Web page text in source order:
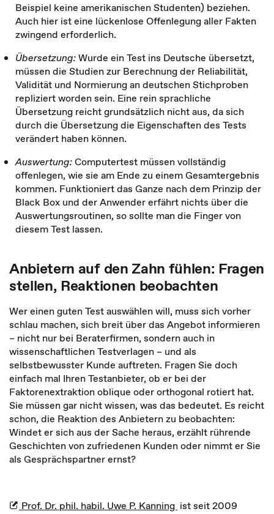
Beispiel keine amerikanischen Studenten) beziehen.
Auch hier ist eine lückenlose Offenlegung aller Fakten
zwingend erforderlich.
Übersetzung:Wurde ein Test ins Deutsche übersetzt,
müssen die Studien zur Berechnung der Reliabilität,
Validität und Normierung an deutschen Stichproben
repliziert worden sein. Eine rein sprachliche
Übersetzung reicht grundsätzlich nicht aus, da sich
durch die Übersetzung die Eigenschaften des Tests
verändert haben können.
Auswertung:Computertest müssen vollständig
offenlegen, wie sie am Ende zu einem Gesamtergebnis
kommen. Funktioniert das Ganze nach dem Prinzip der
Black Box und der Anwender erfährt nichts über die
Auswertungsroutinen, so sollte man die Finger von
diesem Test lassen.
Anbietern auf den Zahn fühlen: Fragen
stellen, Reaktionen beobachten
Wer einen guten Test auswählen will, muss sich vorher
schlau machen, sich breit über das Angebot informieren
– nicht nur bei Beraterfirmen, sondern auch in
wissenschaftlichen Testverlagen – und als
selbstbewusster Kunde auftreten. Fragen Sie doch
einfach mal Ihren Testanbieter, ob er bei der
Faktorenextraktion oblique oder orthogonal rotiert hat.
Sie müssen gar nicht wissen, was das bedeutet. Es reicht
schon, die Reaktion des Anbietern zu beobachten:
Windet er sich aus der Sache heraus, erzählt rührende
Geschichten von zufriedenen Kunden oder nimmt er Sie
als Gesprächspartner ernst?
Prof. Dr. phil. habil. Uwe P. Kanning ist seit 2009